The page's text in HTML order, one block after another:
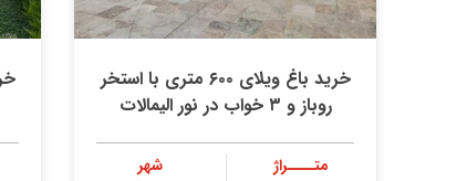
خرید باغ ویلای ۶۰۰ متری با استخر
روباز و ۳ خواب در نور الیمالات
متــــراژ
شهر